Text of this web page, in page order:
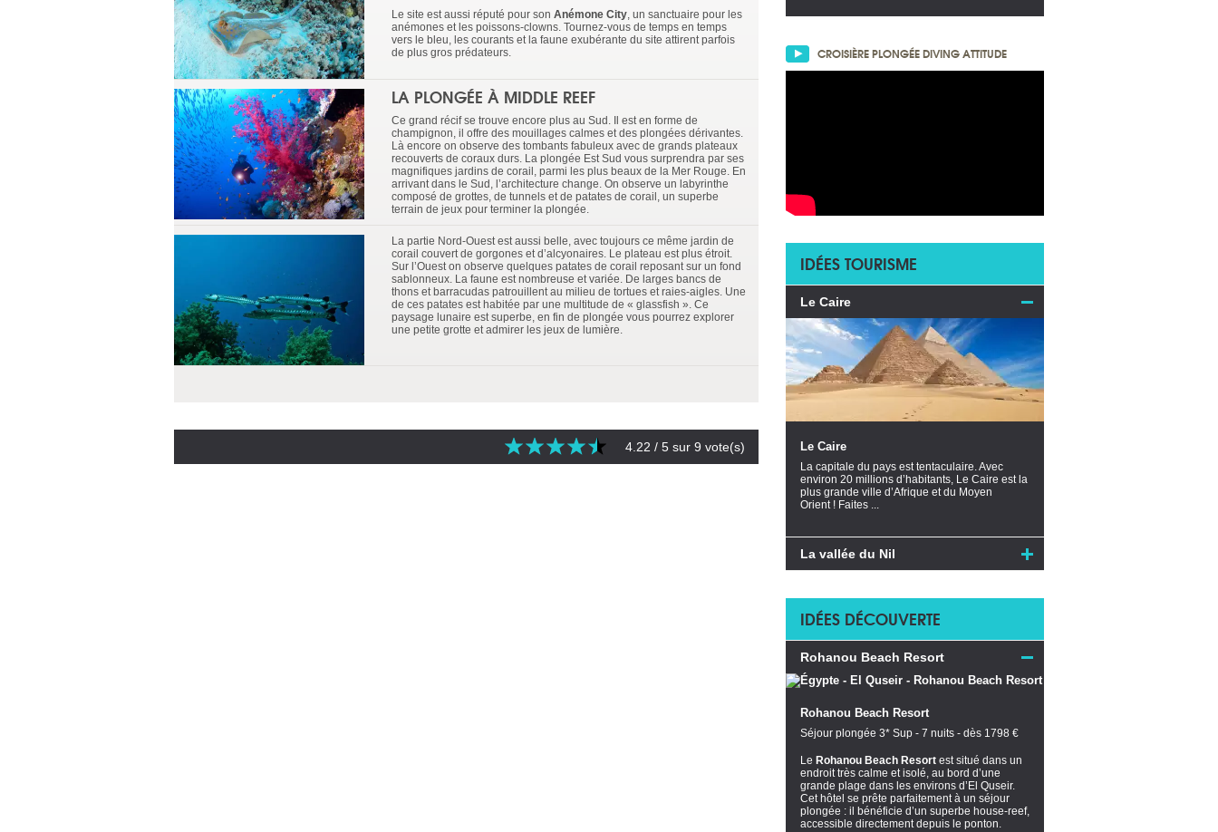
Le site est aussi réputé pour son Anémone City, un sanctuaire pour les
anémones et les poissons-clowns. Tournez-vous de temps en temps
vers le bleu, les courants et la faune exubérante du site attirent parfois
de plus gros prédateurs.
LA PLONGÉE À MIDDLE REEF
Ce grand récif se trouve encore plus au Sud. Il est en forme de
champignon, il offre des mouillages calmes et des plongées dérivantes.
Là encore on observe des tombants fabuleux avec de grands plateaux
recouverts de coraux durs. La plongée Est Sud vous surprendra par ses
magnifiques jardins de corail, parmi les plus beaux de la Mer Rouge. En
arrivant dans le Sud, l’architecture change. On observe un labyrinthe
composé de grottes, de tunnels et de patates de corail, un superbe
terrain de jeux pour terminer la plongée.
La partie Nord-Ouest est aussi belle, avec toujours ce même jardin de
corail couvert de gorgones et d’alcyonaires. Le plateau est plus étroit.
Sur l’Ouest on observe quelques patates de corail reposant sur un fond
sablonneux. La faune est nombreuse et variée. De larges bancs de
thons et barracudas patrouillent au milieu de tortues et raies-aigles. Une
de ces patates est habitée par une multitude de « glassfish ». Ce
paysage lunaire est superbe, en fin de plongée vous pourrez explorer
une petite grotte et admirer les jeux de lumière.
4.22 / 5 sur 9 vote(s)
CROISIÈRE PLONGÉE DIVING ATTITUDE
IDÉES TOURISME
Le Caire
Le Caire
La capitale du pays est tentaculaire. Avec
environ 20 millions d’habitants, Le Caire est la
plus grande ville d’Afrique et du Moyen
Orient ! Faites ...
La vallée du Nil
IDÉES DÉCOUVERTE
Rohanou Beach Resort
Rohanou Beach Resort
Séjour plongée 3* Sup - 7 nuits - dès 1798 €
Le Rohanou Beach Resort est situé dans un
endroit très calme et isolé, au bord d’une
grande plage dans les environs d’El Quseir.
Cet hôtel se prête parfaitement à un séjour
plongée : il bénéficie d’un superbe house-reef,
accessible directement depuis le ponton.